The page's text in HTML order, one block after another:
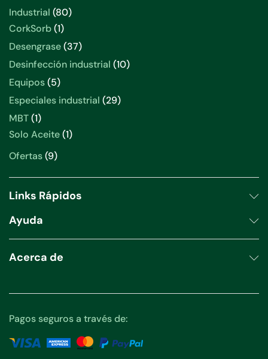
Industrial 8080
CorkSorb 11
producto
Desengrase 3737
productos
Desinfección industrial 1010
Equipos 55
productos
Especiales industrial 2929
MBT 11
producto
Solo Aceite 11
Ofertas 99
Links Rápidos
Ayuda
Acerca de
Pagos seguros a través de: